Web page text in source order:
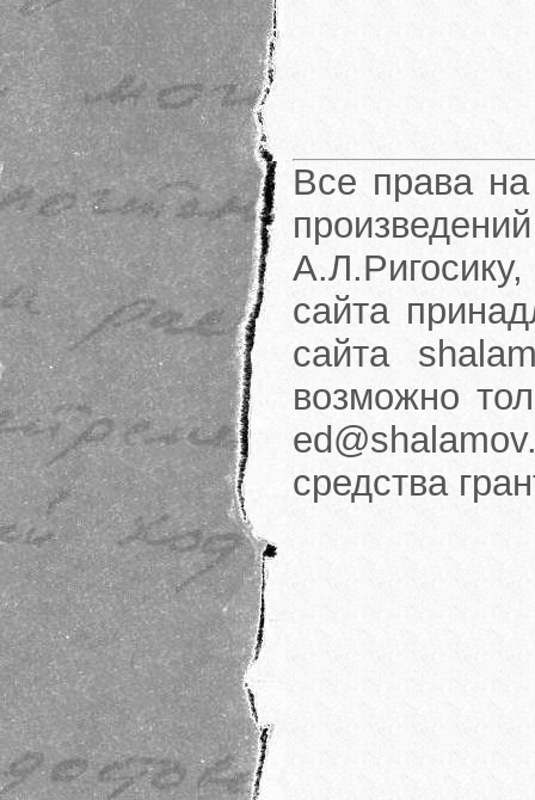
Все права на
сайта
сайта
возможно
средства